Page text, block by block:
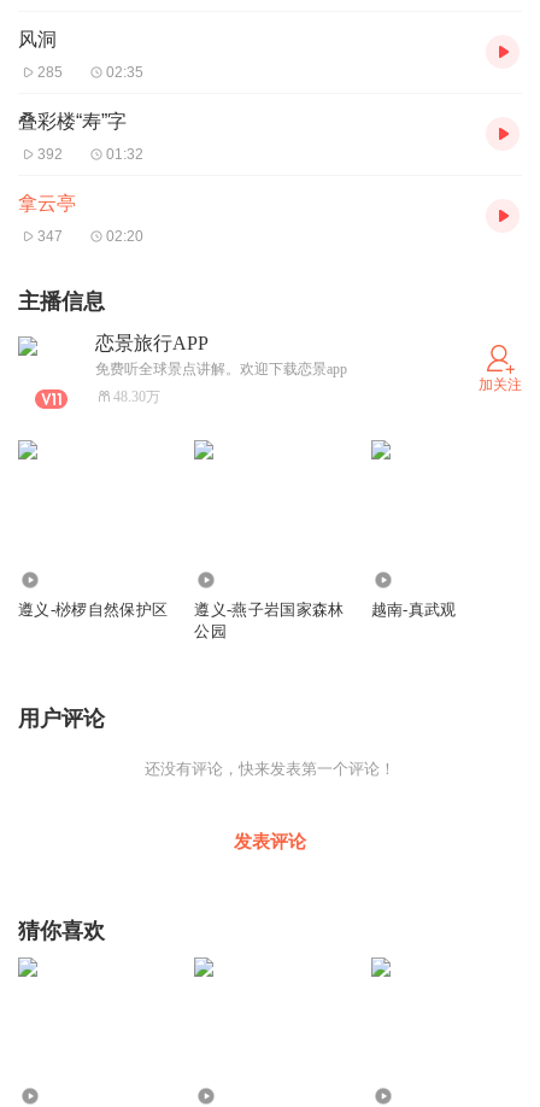
风洞
285 02:35
叠彩楼“寿”字
392 01:32
拿云亭
347 02:20
主播信息
恋景旅行APP
免费听全球景点讲解。欢迎下载恋景app
48.30万
加关注
遵义-桫椤自然保护区
遵义-燕子岩国家森林
公园
越南-真武观
用户评论
还没有评论，快来发表第一个评论！
发表评论
猜你喜欢